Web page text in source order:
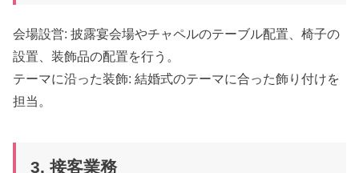
会場設営: 披露宴会場やチャペルのテーブル配置、椅子の
設置、装飾品の配置を行う。
テーマに沿った装飾: 結婚式のテーマに合った飾り付けを
担当。
3. 接客業務